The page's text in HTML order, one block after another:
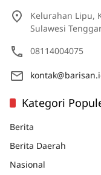
Kelurahan Lipu,
Sulawesi
08114004075
Kategori
Berita
Berita Daerah
Nasional